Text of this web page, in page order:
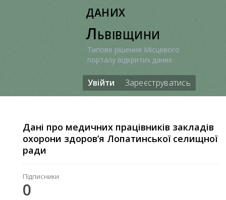
даних
Львівщини
Типове рішення Місцевого
порталу відкритих даних
Увійти Зареєструватись
Дані про медичних працівників закладів
охорони здоров’я Лопатинської селищної
ради
Підписники
0